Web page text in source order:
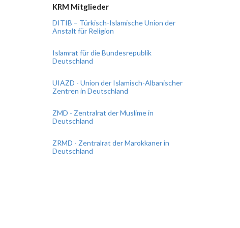
KRM Mitglieder
DITIB – Türkisch-Islamische Union der
Anstalt für Religion
Islamrat für die Bundesrepublik
Deutschland
UIAZD - Union der Islamisch-Albanischer
Zentren in Deutschland
ZMD - Zentralrat der Muslime in
Deutschland
ZRMD - Zentralrat der Marokkaner in
Deutschland